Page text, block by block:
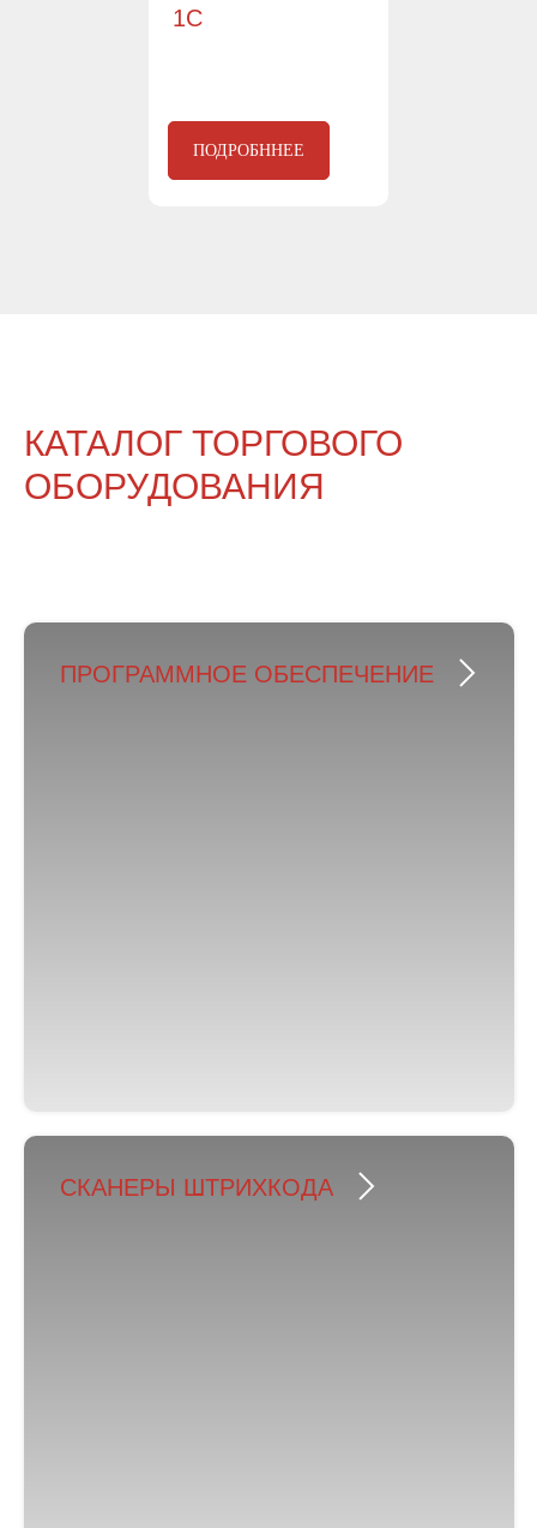
1С
ПОДРОБННЕЕ
КАТАЛОГ ТОРГОВОГО
ОБОРУДОВАНИЯ
ПРОГРАММНОЕ ОБЕСПЕЧЕНИЕ
СКАНЕРЫ ШТРИХКОДА